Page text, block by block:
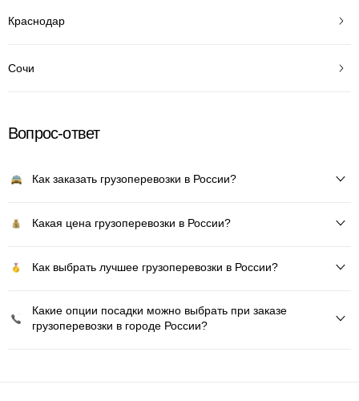
Краснодар
Сочи
Вопрос-ответ
Как заказать грузоперевозки в России?
Какая цена грузоперевозки в России?
Как выбрать лучшее грузоперевозки в России?
Какие опции посадки можно выбрать при заказе
грузоперевозки в городе России?